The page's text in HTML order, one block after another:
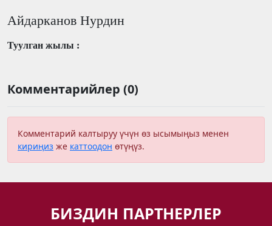
Айдарканов Нурдин
Туулган жылы :
Комментарийлер (0)
Комментарий калтыруу үчүн өз ысымыңыз менен
кириңиз же каттоодон өтүңүз.
БИЗДИН ПАРТНЕРЛЕР